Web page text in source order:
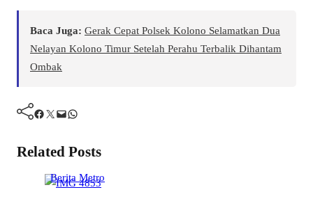
Baca Juga: Gerak Cepat Polsek Kolono Selamatkan Dua
Nelayan Kolono Timur Setelah Perahu Terbalik Dihantam
Ombak
Facebook Twitter Mail WhatsApp
Related Posts
Berita Metro